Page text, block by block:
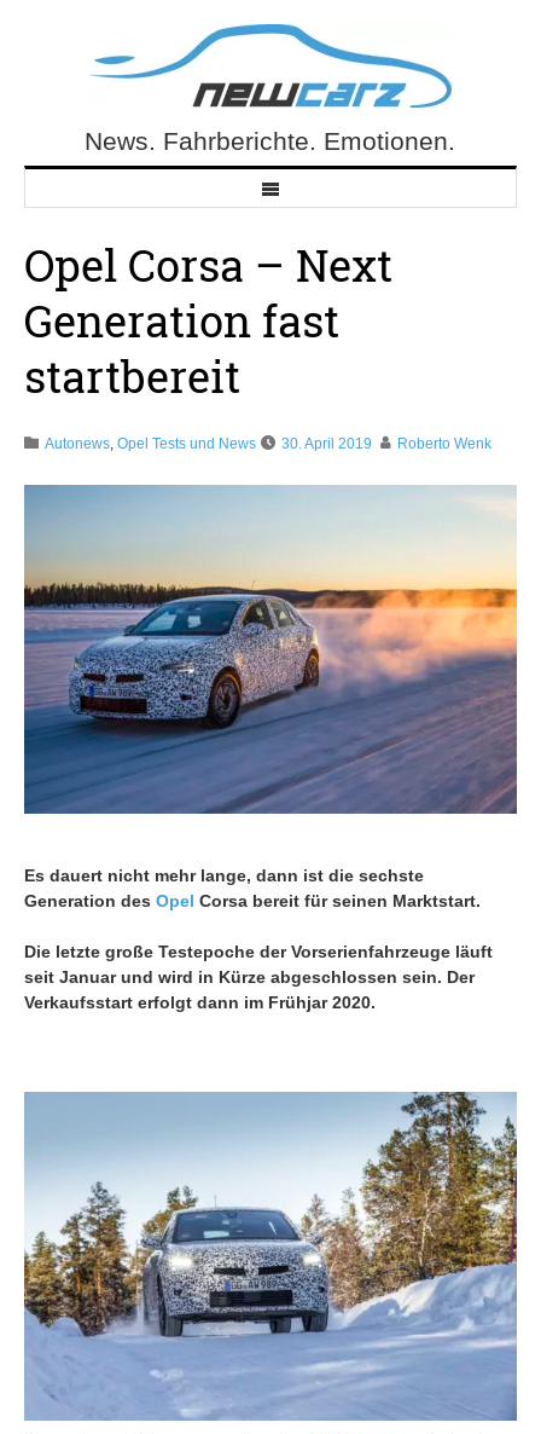
NewCarz.deNews. Fahrberichte. Emotionen.
Opel Corsa – Next
Generation fast
startbereit
Autonews, Opel Tests und News 30. April 2019 Roberto Wenk
Es dauert nicht mehr lange, dann ist die sechste
Generation des Opel Corsa bereit für seinen Marktstart.
Die letzte große Testepoche der Vorserienfahrzeuge läuft
seit Januar und wird in Kürze abgeschlossen sein. Der
Verkaufsstart erfolgt dann im Frühjar 2020.